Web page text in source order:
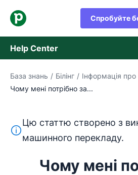
Спробуйте
Help Center
База знань
Зверніться в службу підтримки
База знань / Білінг / Інформація
Чому мені потрібно за...
Цей текст перекладено з
Цю статтю створено з
машинного перекладу.
Чому мені